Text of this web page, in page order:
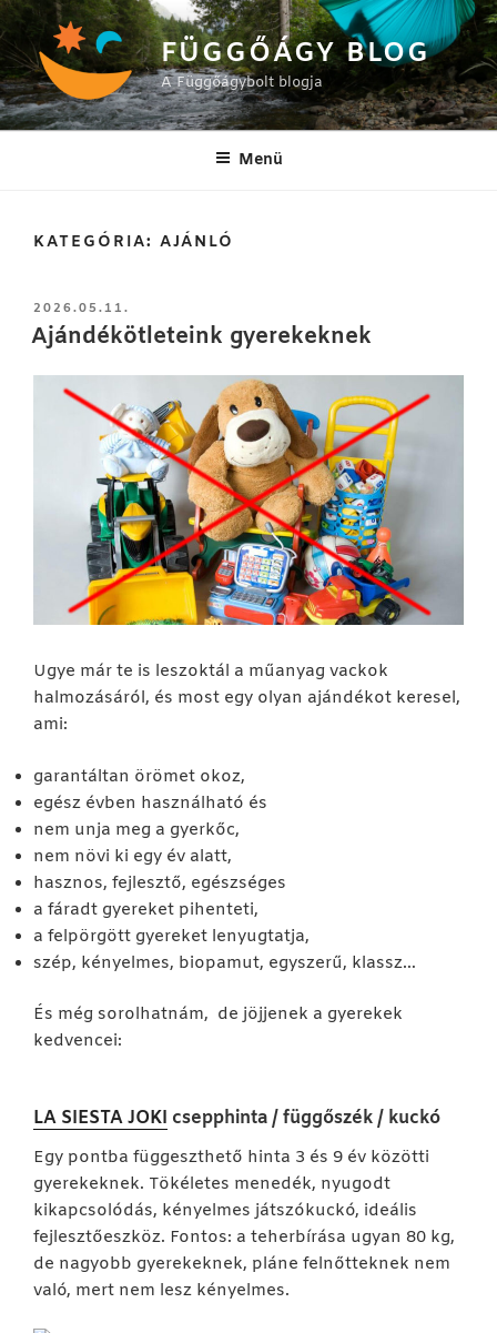
Tartalomhoz
FÜGGŐÁGY BLOG
A Függőágybolt blogja
Menü
KATEGÓRIA: AJÁNLÓ
BEKÜLDVE:
2026.05.11.
Ajándékötleteink gyerekeknek
Ugye már te is leszoktál a műanyag vackok
halmozásáról, és most egy olyan ajándékot keresel,
ami:
garantáltan örömet okoz,
egész évben használható és
nem unja meg a gyerkőc,
nem növi ki egy év alatt,
hasznos, fejlesztő, egészséges
a fáradt gyereket pihenteti,
a felpörgött gyereket lenyugtatja,
szép, kényelmes, biopamut, egyszerű, klassz…
És még sorolhatnám, de jöjjenek a gyerekek
kedvencei:
LA SIESTAJOKI csepphinta / függőszék / kuckó
Egy pontba függeszthető hinta 3 és 9 év közötti
gyerekeknek. Tökéletes menedék, nyugodt
kikapcsolódás, kényelmes játszókuckó, ideális
fejlesztőeszköz. Fontos: a teherbírása ugyan 80 kg,
de nagyobb gyerekeknek, pláne felnőtteknek nem
való, mert nem lesz kényelmes.